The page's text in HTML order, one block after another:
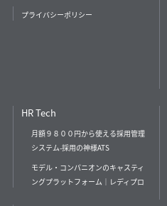
プライバシーポリシー
HR Tech
月額９８００円から使える採用管理
システム-採用の神様ATS
モデル・コンパニオンのキャスティ
ングプラットフォーム｜レディプロ